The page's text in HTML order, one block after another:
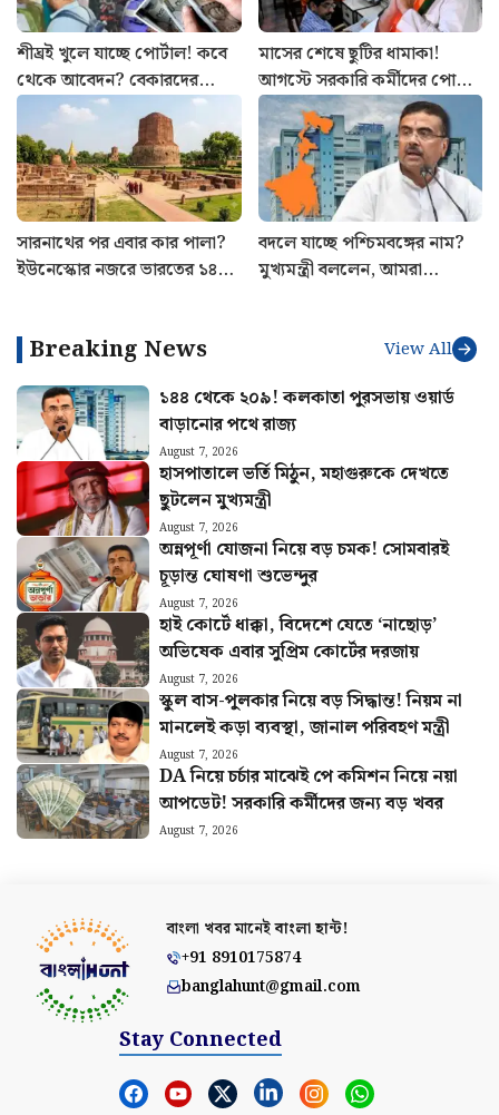
শীঘ্রই খুলে যাচ্ছে পোর্টাল! কবে
থেকে আবেদন? বেকারদের
‘যুবশক্তি’ প্রকল্প নিয়ে নয়া
আপডেট
মাসের শেষে ছুটির ধামাকা!
আগস্টে সরকারি কর্মীদের পোয়া
বারো, রইল হলিডে লিস্ট
সারনাথের পর এবার কার পালা?
ইউনেস্কোর নজরে ভারতের ১৪
বদলে যাচ্ছে পশ্চিমবঙ্গের নাম?
মুখ্যমন্ত্রী বললেন, আমরা
Breaking News View All
১৪৪ থেকে ২০৯! কলকাতা পুরসভায় ওয়ার্ড
বাড়ানোর পথে রাজ্য
August 7, 2026
হাসপাতালে ভর্তি মিঠুন, মহাগুরুকে দেখতে
ছুটলেন মুখ্যমন্ত্রী
August 7, 2026
অন্নপূর্ণা যোজনা নিয়ে বড় চমক! সোমবারই
চূড়ান্ত ঘোষণা শুভেন্দুর
August 7, 2026
হাই কোর্টে ধাক্কা, বিদেশে যেতে ‘নাছোড়’
অভিষেক এবার সুপ্রিম কোর্টের দরজায়
August 7, 2026
স্কুল বাস-পুলকার নিয়ে বড় সিদ্ধান্ত! নিয়ম না
মানলেই কড়া ব্যবস্থা, জানাল পরিবহণ মন্ত্রী
August 7, 2026
DA নিয়ে চর্চার মাঝেই পে কমিশন নিয়ে নয়া
আপডেট! সরকারি কর্মীদের জন্য বড় খবর
August 7, 2026
বাংলা খবর মানেইবাংলা হান্ট!
+91 8910175874
banglahunt@gmail.com
Stay Connected